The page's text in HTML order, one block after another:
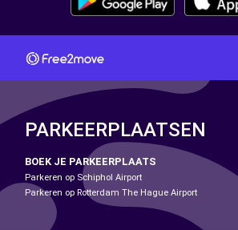
PARKEERPLAATSEN
BOEK JE PARKEERPLAATS
Parkeren op Schiphol Airport
Parkeren op Rotterdam The Hague Airport